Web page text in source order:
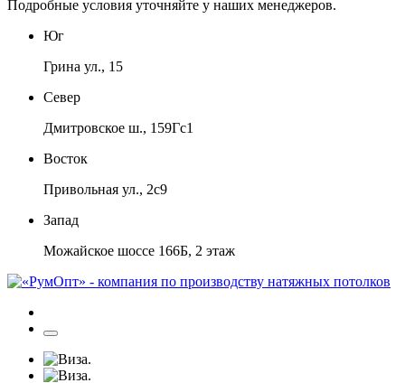
Подробные условия уточняйте у наших менеджеров.
Юг
Грина ул., 15
Север
Дмитровское ш., 159Гс1
Восток
Привольная ул., 2с9
Запад
Можайское шоссе 166Б, 2 этаж